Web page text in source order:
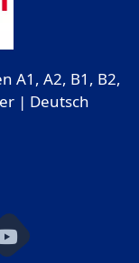
A1, A2, B1, B2,
| Deutsch